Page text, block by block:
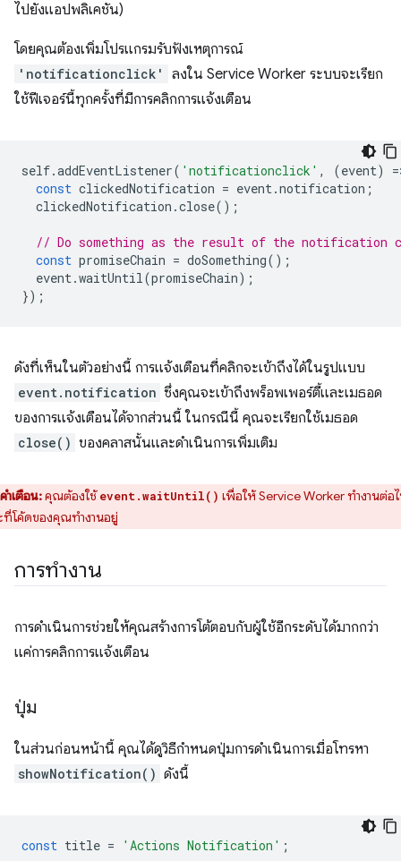
ไปยังแอปพลิเคชัน)
โดยคุณต้องเพิ่มโปรแกรมรับฟังเหตุการณ์
'notificationclick'
ลงใน Service Worker ระบบจะเรียก
ใช้ฟีเจอร์นี้ทุกครั้งที่มีการคลิกการแจ้งเตือน
self.addEventListener( 'notificationclick' , (event) =
const clickedNotification = event.notification ;
clickedNotification .close();
// Do something as the result of the notification
const promiseChain = doSomething();
event.waitUntil(promiseChain);
});
ดังที่เห็นในตัวอย่างนี้ การแจ้งเตือนที่คลิกจะเข้าถึงได้ในรูปแบบ
event.notification ซึ่งคุณจะเข้าถึงพร็อพเพอร์ตี้และเมธอด
ของการแจ้งเตือนได้จากส่วนนี้ ในกรณีนี้ คุณจะเรียกใช้เมธอด
close() ของคลาสนั้นและดําเนินการเพิ่มเติม
คำเตือน:คุณต้องใช้event.waitUntil() เพื่อให้ Service Worker ทำงานต่อ
โค้ดของคุณทำงานอยู่
การทำงาน
การดําเนินการช่วยให้คุณสร้างการโต้ตอบกับผู้ใช้อีกระดับได้มากกว่า
แค่การคลิกการแจ้งเตือน
ปุ่ม
ในส่วนก่อนหน้านี้ คุณได้ดูวิธีกำหนดปุ่มการดำเนินการเมื่อโทรหา
showNotification() ดังนี้
const title = 'Actions Notification' ;